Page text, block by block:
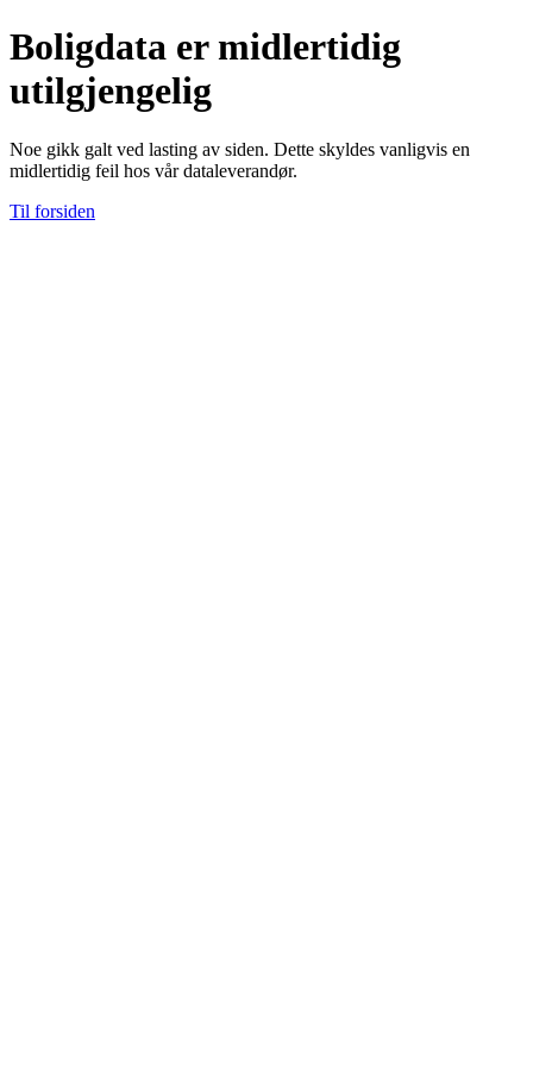
Boligdata er midlertidig
utilgjengelig
Noe gikk galt ved lasting av siden. Dette skyldes vanligvis en
midlertidig feil hos vår dataleverandør.
Til forsiden